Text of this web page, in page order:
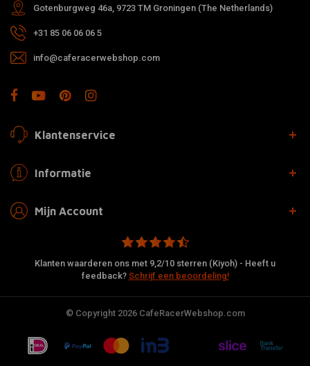
Gotenburgweg 46a, 9723 TM Groningen (The Netherlands)
+31 85 06 06 06 5
info@caferacerwebshop.com
Klantenservice
Informatie
Mijn Account
Klanten waarderen ons met 9,2/10 sterren (Kiyoh) - Heeft u
feedback? Schrijf een beoordeling!
© Copyright 2026 CafeRacerWebshop.com